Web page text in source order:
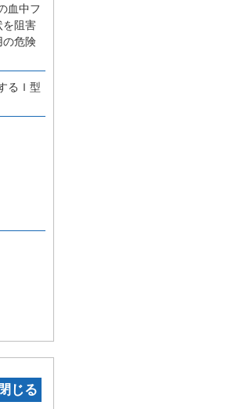
血中フ
を阻害
の危険
るＩ型
‐ 閉じる